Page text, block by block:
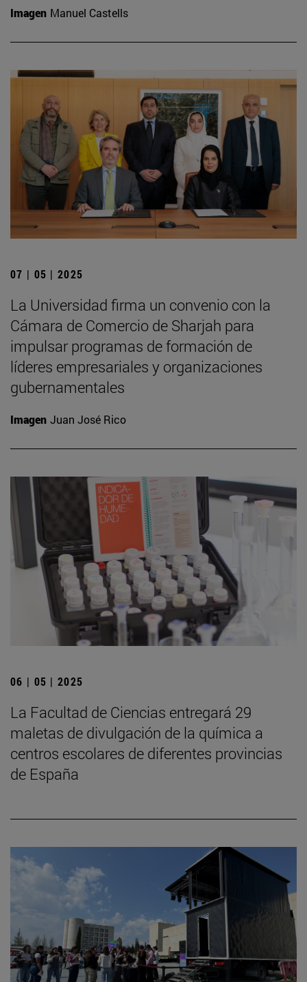
Imagen Manuel Castells
07 | 05 | 2025
La Universidad firma un convenio con la
Cámara de Comercio de Sharjah para
impulsar programas de formación de
líderes empresariales y organizaciones
gubernamentales
Imagen Juan José Rico
06 | 05 | 2025
La Facultad de Ciencias entregará 29
maletas de divulgación de la química a
centros escolares de diferentes provincias
de España